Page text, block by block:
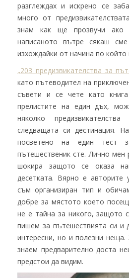
разглеждах и искрено се
много от
знам как ще прозвучи
написаното вътре сякаш
изхождайки от начина по който
„203 предизвикателства за
като пътеводител на
съвети и се чете като
прелистите на един дъх,
няколко
следващата си дестинация.
посветено на един тест
пътешественик сте. Лично мен
шокира защото се оказа
десетката. Вярно е авторите
съм организиран тип и
добре за мястото което
не е тайна за никого,
пишем за пътешествията си и
интересни, но и полезни неща.
знаем предварително доста
предстои да видим.